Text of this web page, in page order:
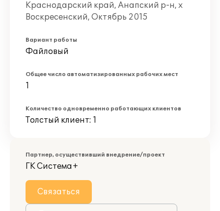
Краснодарский край, Анапский р-н, х
Воскресенский, Октябрь 2015
Вариант работы
Файловый
Общее число автоматизированных рабочих мест
1
Количество одновременно работающих клиентов
Толстый клиент: 1
Партнер, осуществивший внедрение/проект
ГК Система+
Связаться